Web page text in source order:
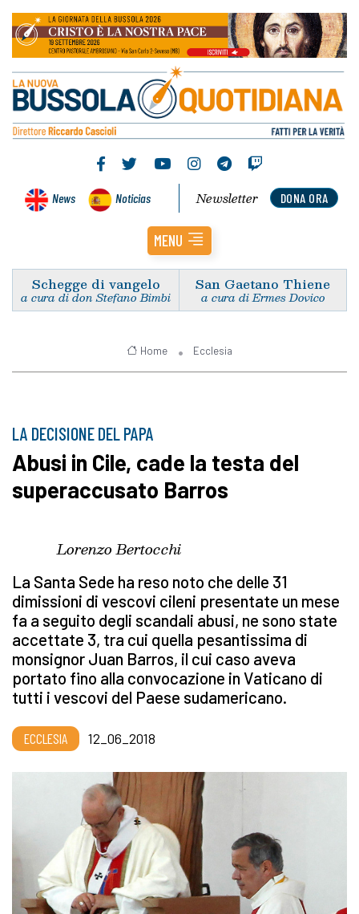
News Noticias DONA ORA
Newsletter
MENU
Schegge di vangelo
a cura di don Stefano Bimbi
San Gaetano Thiene
a cura di Ermes Dovico
Home Ecclesia
LA DECISIONE DEL PAPA
Abusi in Cile, cade la testa del
superaccusato Barros
Lorenzo Bertocchi
La Santa Sede ha reso noto che delle 31
dimissioni di vescovi cileni presentate un mese
fa a seguito degli scandali abusi, ne sono state
accettate 3, tra cui quella pesantissima di
monsignor Juan Barros, il cui caso aveva
portato fino alla convocazione in Vaticano di
tutti i vescovi del Paese sudamericano.
ECCLESIA 12_06_2018